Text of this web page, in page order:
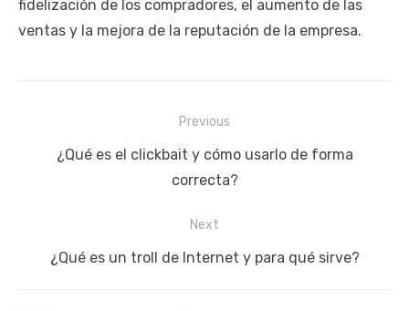
fidelización de los compradores, el aumento de las
ventas y la mejora de la reputación de la empresa.
Previous
Previous
¿Qué es el clickbait y cómo usarlo de forma
correcta?
Next
Next
¿Qué es un troll de Internet y para qué sirve?